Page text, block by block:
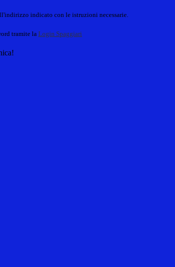
indicato con le istruzioni necessarie.
tramite la Login Spaggiari